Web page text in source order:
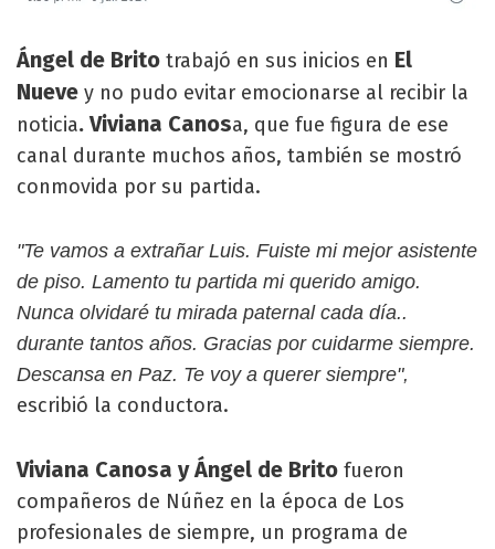
Ángel de Brito trabajó en sus inicios en El
Nueve y no pudo evitar emocionarse al recibir la
noticia. Viviana Canosa, que fue figura de ese
canal durante muchos años, también se mostró
conmovida por su partida.
"Te vamos a extrañar Luis. Fuiste mi mejor asistente
de piso. Lamento tu partida mi querido amigo.
Nunca olvidaré tu mirada paternal cada día..
durante tantos años. Gracias por cuidarme siempre.
Descansa en Paz. Te voy a querer siempre",
escribió la conductora.
Viviana Canosa y Ángel de Brito fueron
compañeros de Núñez en la época de Los
profesionales de siempre, un programa de